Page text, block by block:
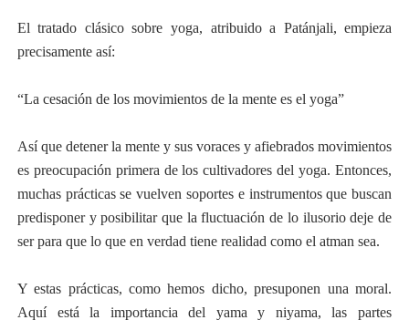
El tratado clásico sobre yoga, atribuido a Patánjali, empieza
precisamente así:
“La cesación de los movimientos de la mente es el yoga”
Así que detener la mente y sus voraces y afiebrados movimientos
es preocupación primera de los cultivadores del yoga. Entonces,
muchas prácticas se vuelven soportes e instrumentos que buscan
predisponer y posibilitar que la fluctuación de lo ilusorio deje de
ser para que lo que en verdad tiene realidad como el atman sea.
Y estas prácticas, como hemos dicho, presuponen una moral.
Aquí está la importancia del yama y niyama, las partes